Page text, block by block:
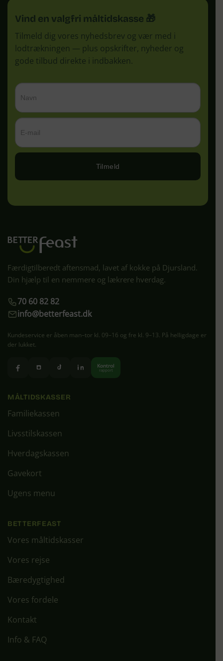
Vind en valgfri måltidskasse 🎁
Tilmeld dig vores nyhedsbrev og vær med i
lodtrækningen — plus opskrifter, nyheder og
gode tilbud direkte i indbakken.
Tilmeld
Færdigtilberedt aftensmad, lavet af kokke på Djursland.
Din hjælp til en nemmere og lækrere hverdag.
70 60 82 82
info@betterfeast.dk
Kundeservice er åben man–tor kl. 09–16 og fre kl. 9–13. På helligdage er
der lukket.
Kontrol
rapport
MÅLTIDSKASSER
Familiekassen
Livsstilskassen
Hverdagskassen
Gavekort
Ugens menu
BETTERFEAST
Vores måltidskasser
Vores rejse
Bæredygtighed
Vores fordele
Kontakt
Info & FAQ